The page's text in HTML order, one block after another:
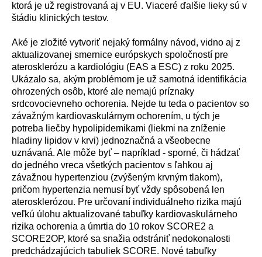
ktorá je už registrovaná aj v EU. Viaceré ďalšie lieky sú v
štádiu klinických testov.
Aké je zložité vytvoriť nejaký formálny návod, vidno aj z
aktualizovanej smernice európskych spoločností pre
aterosklerózu a kardiológiu (EAS a ESC) z roku 2025.
Ukázalo sa, akým problémom je už samotná identifikácia
ohrozených osôb, ktoré ale nemajú príznaky
srdcovocievneho ochorenia. Nejde tu teda o pacientov so
závažným kardiovaskulárnym ochorením, u tých je
potreba liečby hypolipidemikami (liekmi na zníženie
hladiny lipidov v krvi) jednoznačná a všeobecne
uznávaná. Ale môže byť – napríklad - sporné, či hádzať
do jedného vreca všetkých pacientov s ľahkou aj
závažnou hypertenziou (zvýšeným krvným tlakom),
pričom hypertenzia nemusí byť vždy spôsobená len
aterosklerózou. Pre určovaní individuálneho rizika majú
veľkú úlohu aktualizované tabuľky kardiovaskulárneho
rizika ochorenia a úmrtia do 10 rokov SCORE2 a
SCORE2OP, ktoré sa snažia odstrániť nedokonalosti
predchádzajúcich tabuliek SCORE. Nové tabuľky